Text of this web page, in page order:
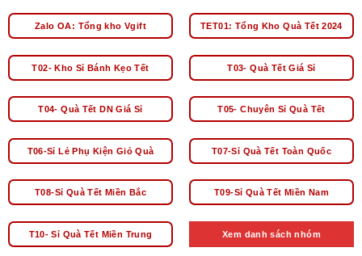
Zalo OA: Tổng kho Vgift TET01: Tổng Kho Quà Tết 2024
T02- Kho Sỉ Bánh Kẹo Tết T03- Quà Tết Giá Sỉ
T04- Quà Tết DN Giá Sỉ T05- Chuyên Sỉ Quà Tết
T06-Sỉ Lẻ Phụ Kiện Giỏ Quà T07-Sỉ Quà Tết Toàn Quốc
T08-Sỉ Quà Tết Miền Bắc T09-Sỉ Quà Tết Miền Nam
T10- Sỉ Quà Tết Miền Trung Xem danh sách nhóm